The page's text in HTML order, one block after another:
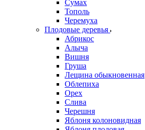
Сумах
Тополь
Черемуха
Плодовые деревья
Абрикос
Алыча
Вишня
Груша
Лещина обыкновенная
Облепиха
Орех
Слива
Черешня
Яблоня колоновидная